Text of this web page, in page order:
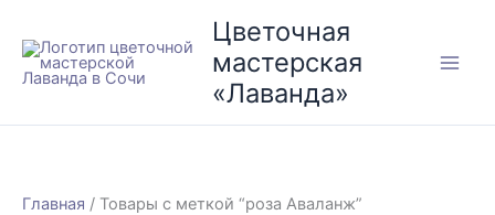
содержимому
Цветочная
мастерская
«Лаванда»
Главная / Товары с меткой “роза Аваланж”